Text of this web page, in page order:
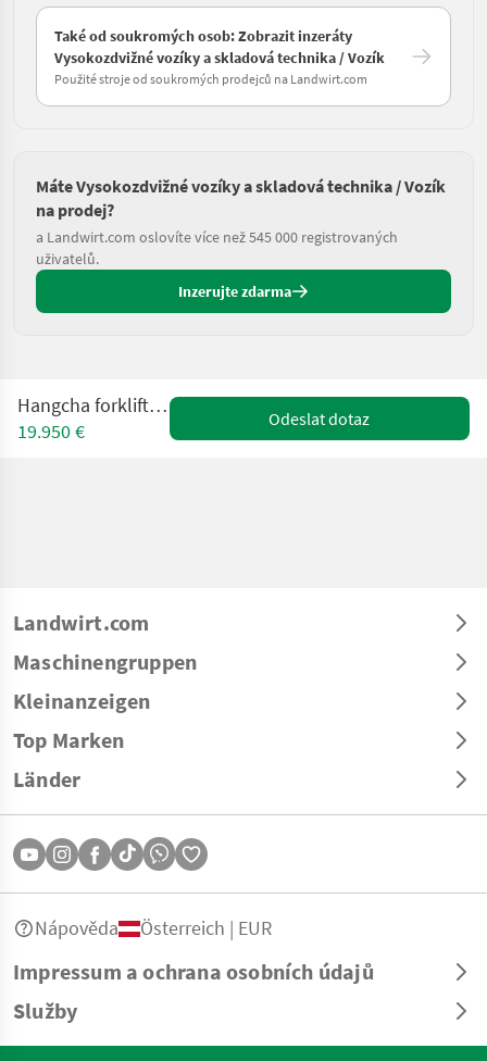
Také od soukromých osob: Zobrazit inzeráty
Vysokozdvižné vozíky a skladová technika / Vozík
Použité stroje od soukromých prodejců na Landwirt.com
Máte Vysokozdvižné vozíky a skladová technika / Vozík
na prodej?
a Landwirt.com oslovíte více než 545 000 registrovaných
uživatelů.
Inzerujte zdarma
Hangcha forklifts CPD18-XD2
19.950 €
Odeslat dotaz
Landwirt.com
Maschinengruppen
Kleinanzeigen
Top Marken
Länder
Impressum a ochrana osobních údajů
Služby
Nápověda Österreich | EUR